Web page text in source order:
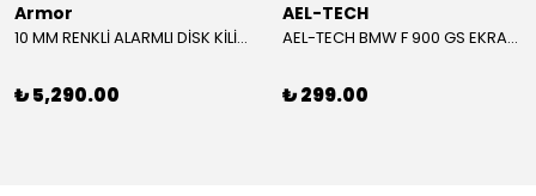
Armor
10 MM RENKLİ ALARMLI DİSK KİLİDİ YENİ VERSİYON
₺ 5,290.00
AEL-TECH
AEL-TECH BMW F 900 GS EKRAN/GÖSTERGE KORUYUCU 2024-2025
₺ 299.00